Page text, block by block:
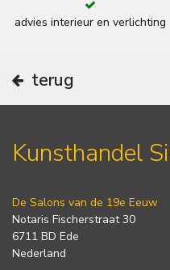
advies interieur en verlichting
terug
Kunsthandel
De Salons van de 19e Eeuw
Notaris Fischerstraat 30
6711 BD Ede
Nederland